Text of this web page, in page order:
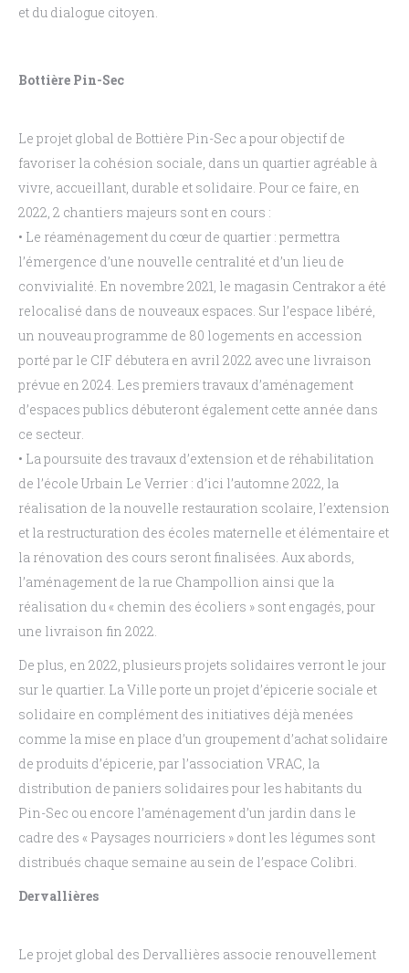
et du dialogue citoyen.
Bottière Pin-Sec
Le projet global de Bottière Pin-Sec a pour objectif de
favoriser la cohésion sociale, dans un quartier agréable à
vivre, accueillant, durable et solidaire. Pour ce faire, en
2022, 2 chantiers majeurs sont en cours :
• Le réaménagement du cœur de quartier : permettra
l’émergence d’une nouvelle centralité et d’un lieu de
convivialité. En novembre 2021, le magasin Centrakor a été
relocalisé dans de nouveaux espaces. Sur l’espace libéré,
un nouveauprogramme de 80 logements en accession
porté par le CIF débutera en avril 2022 avec une livraison
prévue en 2024. Les premiers travaux d’aménagement
d’espaces publics débuteront également cette année dans
ce secteur.
• La poursuite des travaux d’extension et de réhabilitation
de l’école Urbain Le Verrier : d’ici l’automne 2022, la
réalisation de la nouvelle restauration scolaire, l’extension
et la restructuration des écoles maternelle et élémentaire et
la rénovation des cours seront finalisées. Aux abords,
l’aménagement de la rue Champollion ainsi que la
réalisation du « chemin des écoliers » sont engagés, pour
une livraison fin 2022.
De plus, en 2022, plusieurs projets solidaires verront le jour
sur le quartier. La Ville porte un projet d’épicerie sociale et
solidaire en complément des initiatives déjà menées
comme la mise en place d’un groupement d’achat solidaire
de produits d’épicerie, par l’association VRAC, la
distribution de paniers solidaires pour les habitants du
Pin-Sec ou encore l’aménagement d’un jardin dans le
cadre des « Paysages nourriciers » dont les légumes sont
distribués chaque semaine au sein de l’espace Colibri.
Dervallières
Le projet global des Dervallières associe renouvellement